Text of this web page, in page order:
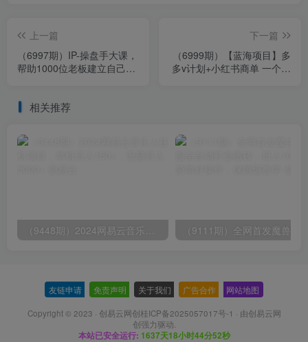
上一篇
（6997期）IP-操盘手大课，
帮助1000位老板建立自己的
下一篇
（6999期）【蓝海项目】多
多v计划+小红书商单 一个视
相关推荐
友链申请 免责声明 关于我们 广告合作 网站地图
Copyright © 2023 · 创易云网创桂ICP备2025057017号-1 · 由创易云网
创强力驱动.
本站已安全运行: 1637天18小时44分53秒